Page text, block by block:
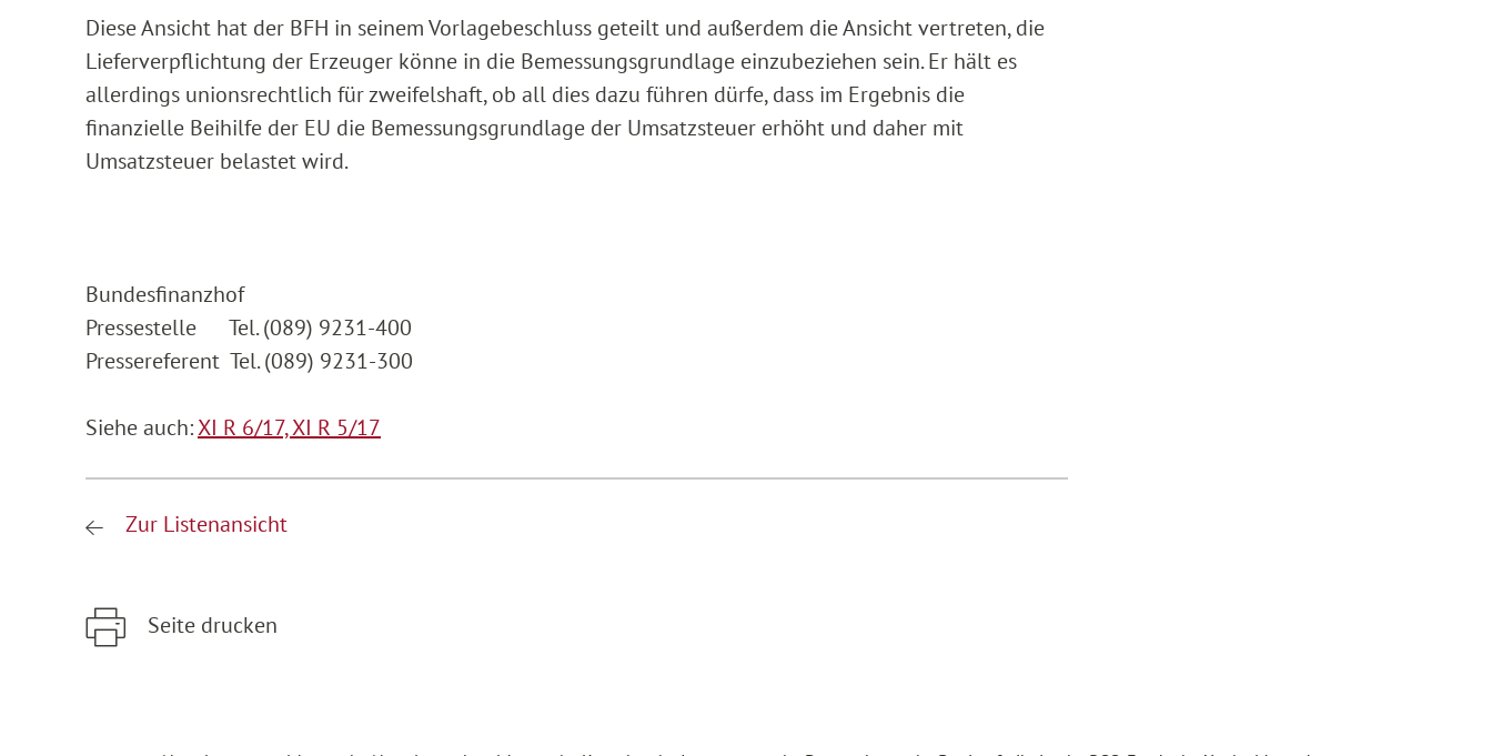
Diese Ansicht hat der BFH in seinem Vorlagebeschluss geteilt und außerdem die Ansicht vertreten, die
Lieferverpflichtung der Erzeuger könne in die Bemessungsgrundlage einzubeziehen sein. Er hält es
allerdings unionsrechtlich für zweifelshaft, ob all dies dazu führen dürfe, dass im Ergebnis die
finanzielle Beihilfe der EU die Bemessungsgrundlage der Umsatzsteuer erhöht und daher mit
Umsatzsteuer belastet wird.
Bundesfinanzhof
Pressestelle Tel. (089) 9231-400
Pressereferent Tel. (089) 9231-300
Siehe auch:XI R 6/17,XI R 5/17
Zur Listenansicht
Seite drucken